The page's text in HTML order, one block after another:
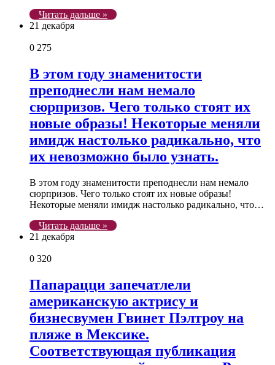
Читать дальше »
21 декабря
0 275
В этом году знаменитости
преподнесли нам немало
сюрпризов. Чего только стоят их
новые образы! Некоторые меняли
имидж настолько радикально, что
их невозможно было узнать.
В этом году знаменитости преподнесли нам немало
сюрпризов. Чего только стоят их новые образы!
Некоторые меняли имидж настолько радикально, что…
Читать дальше »
21 декабря
0 320
Папарацци запечатлели
американскую актрису и
бизнесвумен Гвинет Пэлтроу на
пляже в Мексике.
Соответствующая публикация